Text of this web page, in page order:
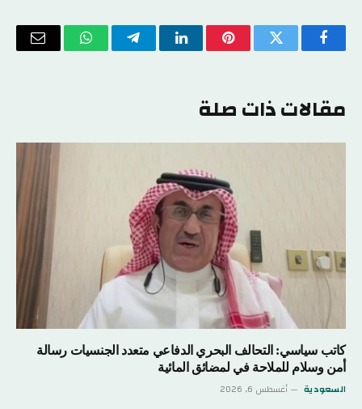
فيسبوكتويتر بينتيريستلينكدإن تيلقرام واتسابالبريد
مقالات ذات صلة
كاتب سياسي: التحالف البحري الدفاعي متعدد الجنسيات رسالة
أمن وسلام للملاحة في لمضائق المائية
السعودية أغسطس 6, 2026